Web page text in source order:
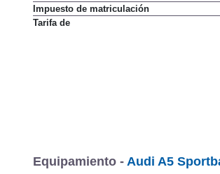
IVA
Impuesto de matriculación